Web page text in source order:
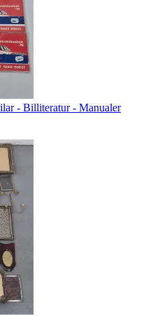
- Billiteratur - Manualer